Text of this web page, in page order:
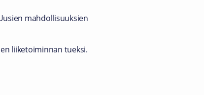
mahdollisuuksien
liiketoiminnan tueksi.